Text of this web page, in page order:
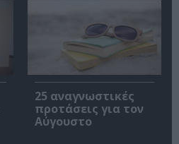
25 αναγνωστικές
προτάσεις για τον
Αύγουστο